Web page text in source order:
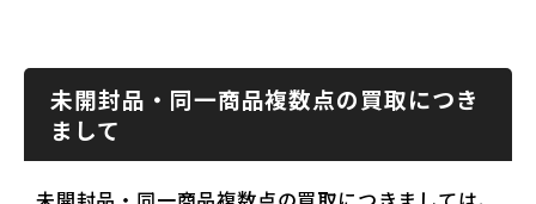
未開封品・同一商品複数点の買取につき
まして